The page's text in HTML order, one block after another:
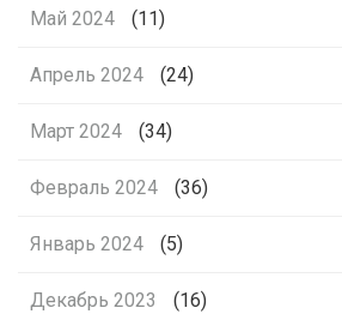
Май 2024 (11)
Апрель 2024 (24)
Март 2024 (34)
Февраль 2024 (36)
Январь 2024 (5)
Декабрь 2023 (16)